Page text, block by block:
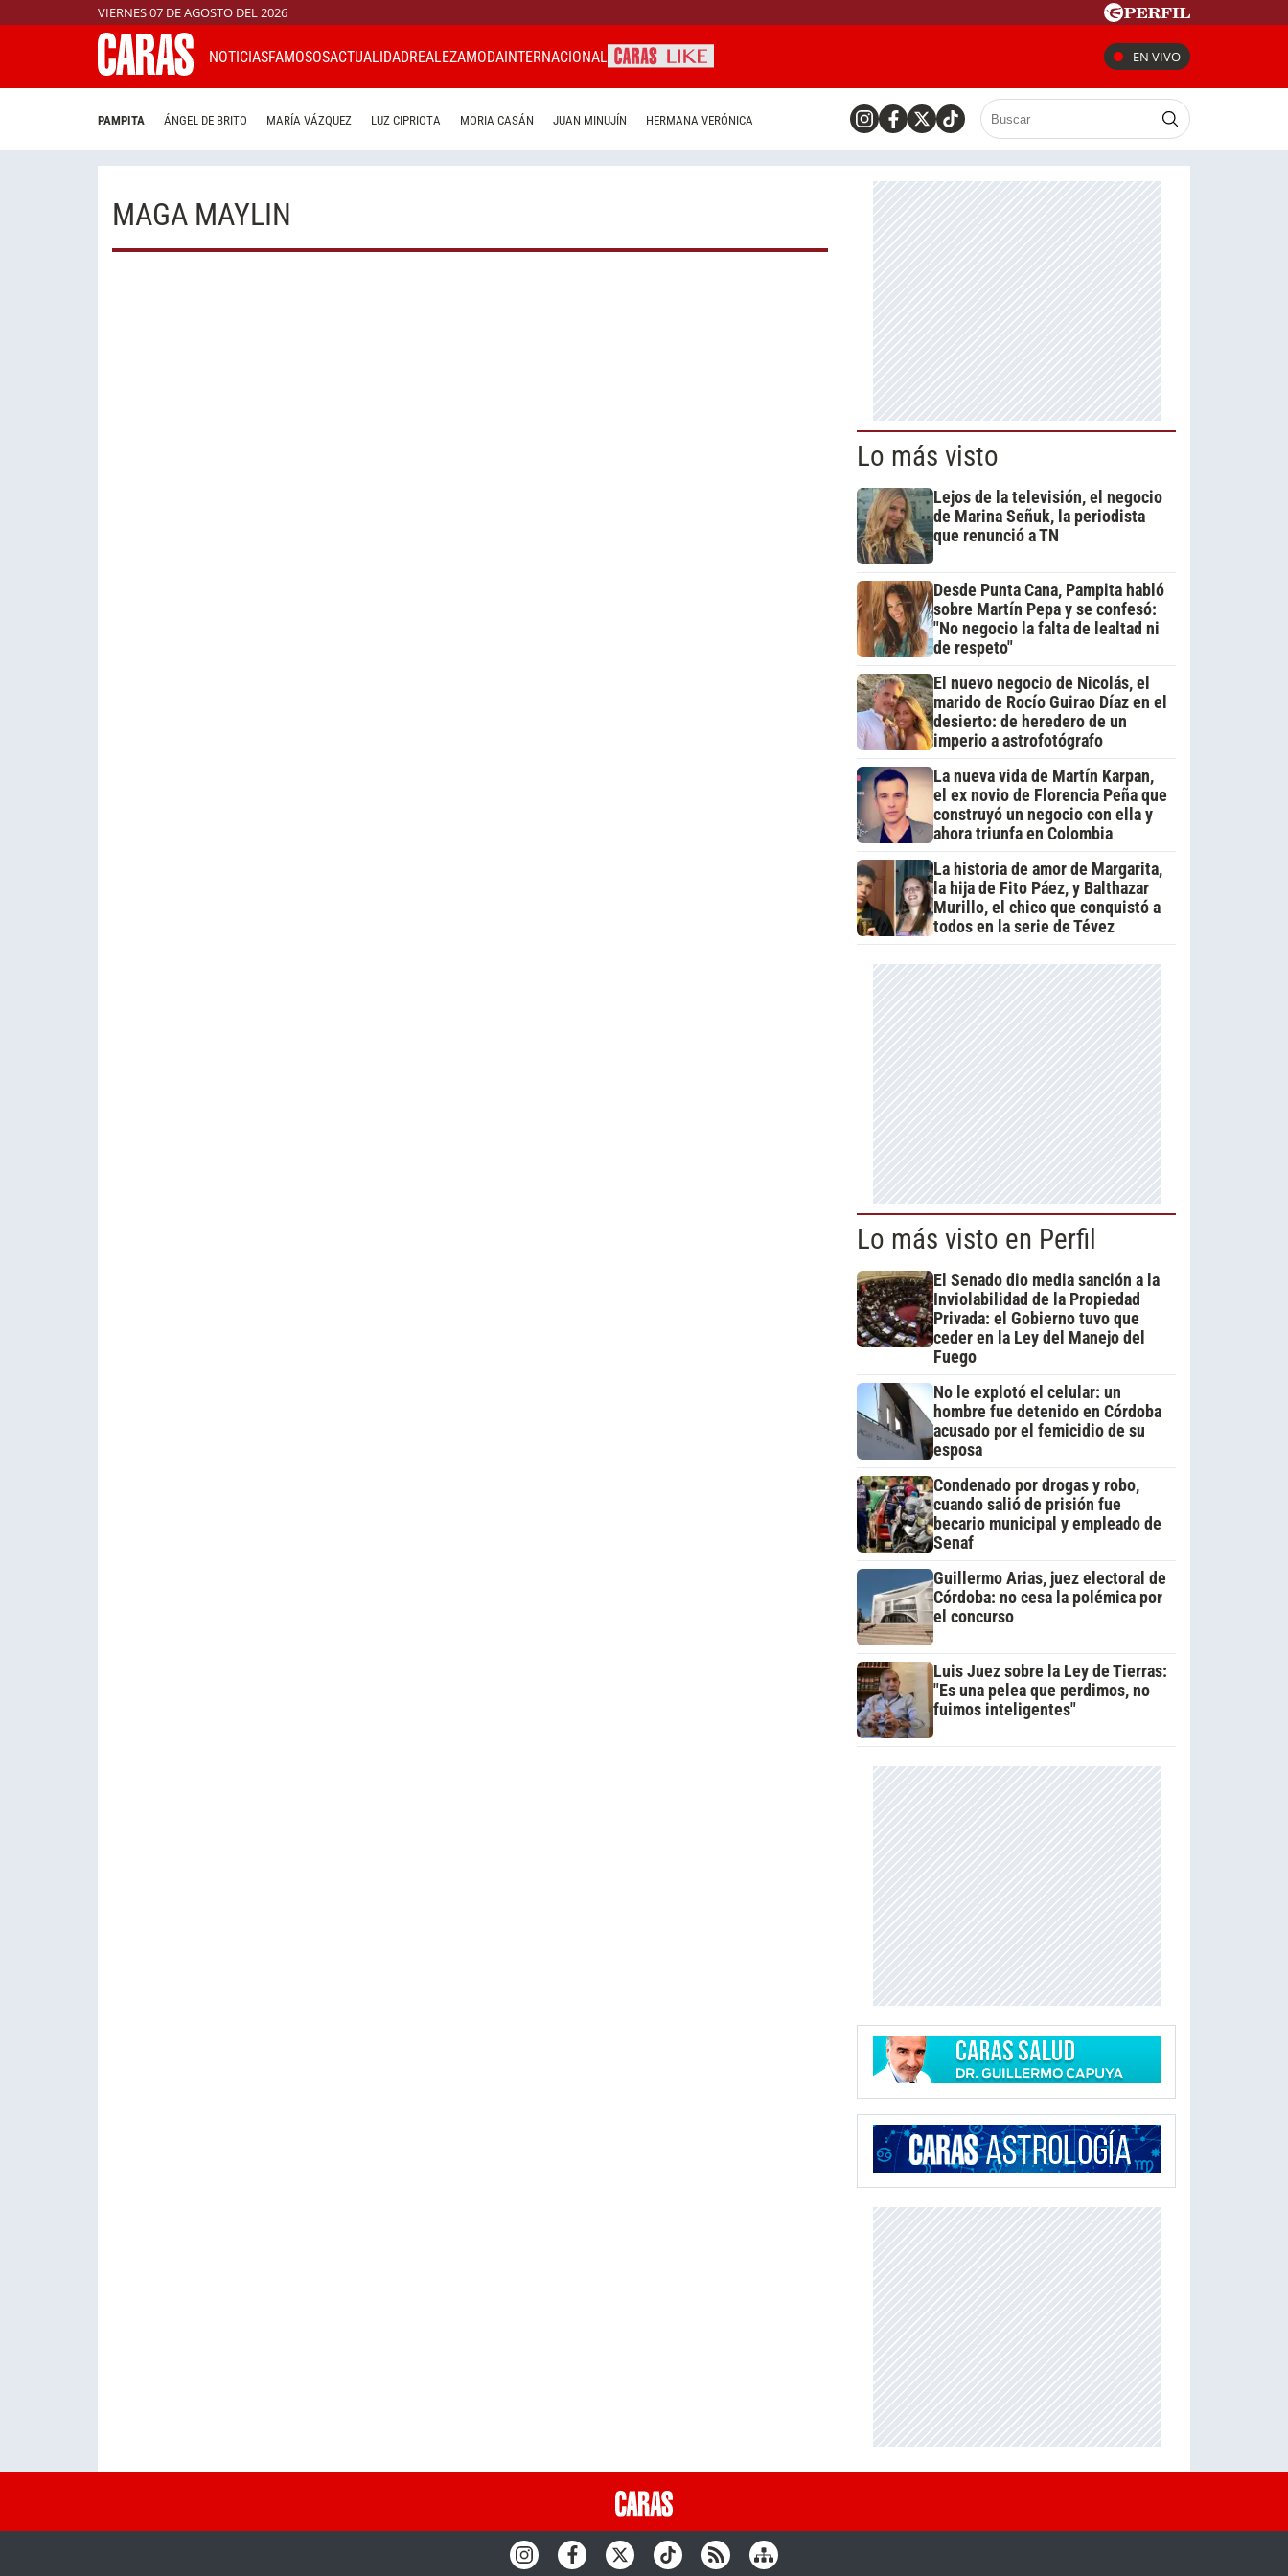
VIERNES 07 DE AGOSTO DEL 2026
NOTICIASFAMOSOSACTUALIDADREALEZAMODAINTERNACIONAL EN VIVO
PAMPITA ÁNGEL DE BRITO MARÍA VÁZQUEZ LUZ CIPRIOTA MORIA CASÁN JUAN MINUJÍN HERMANA VERÓNICA
MAGA MAYLIN
Lo más visto
Lejos de la televisión, el negocio
de Marina Señuk, la periodista
que renunció a TN
Desde Punta Cana, Pampita habló
sobre Martín Pepa y se confesó:
"No negocio la falta de lealtad ni
de respeto"
El nuevo negocio de Nicolás, el
marido de Rocío Guirao Díaz en el
desierto: de heredero de un
imperio a astrofotógrafo
La nueva vida de Martín Karpan,
el ex novio de Florencia Peña que
construyó un negocio con ella y
ahora triunfa en Colombia
La historia de amor de Margarita,
la hija de Fito Páez, y Balthazar
Murillo, el chico que conquistó a
todos en la serie de Tévez
Lo más visto en Perfil
El Senado dio media sanción a la
Inviolabilidad de la Propiedad
Privada: el Gobierno tuvo que
ceder en la Ley del Manejo del
Fuego
No le explotó el celular: un
hombre fue detenido en Córdoba
acusado por el femicidio de su
esposa
Condenado por drogas y robo,
cuando salió de prisión fue
becario municipal y empleado de
Senaf
Guillermo Arias, juez electoral de
Córdoba: no cesa la polémica por
el concurso
Luis Juez sobre la Ley de Tierras:
"Es una pelea que perdimos, no
fuimos inteligentes"